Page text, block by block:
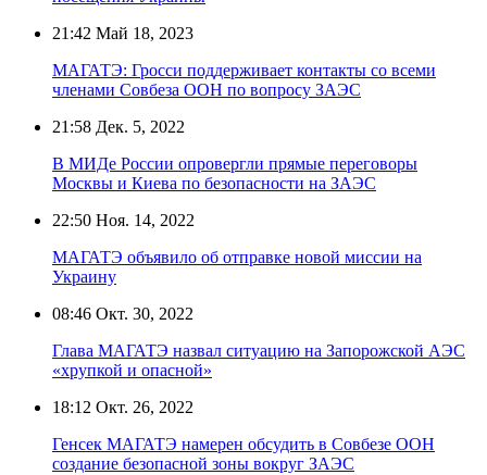
21:42 Май 18, 2023
МАГАТЭ: Гросси поддерживает контакты со всеми
членами Совбеза ООН по вопросу ЗАЭС
21:58 Дек. 5, 2022
В МИДе России опровергли прямые переговоры
Москвы и Киева по безопасности на ЗАЭС
22:50 Ноя. 14, 2022
МАГАТЭ объявило об отправке новой миссии на
Украину
08:46 Окт. 30, 2022
Глава МАГАТЭ назвал ситуацию на Запорожской АЭС
«хрупкой и опасной»
18:12 Окт. 26, 2022
Генсек МАГАТЭ намерен обсудить в Совбезе ООН
создание безопасной зоны вокруг ЗАЭС